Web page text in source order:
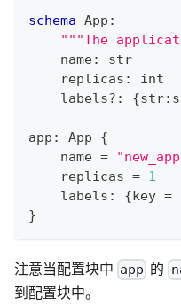
schema App :
"""The
    name
:
str
    replicas
:
int
    labels
? : {str:
app : App {
    name
=
    replicas
= 1
    labels
: {key =
}
注意当配置块中 app 的
到配置块中。